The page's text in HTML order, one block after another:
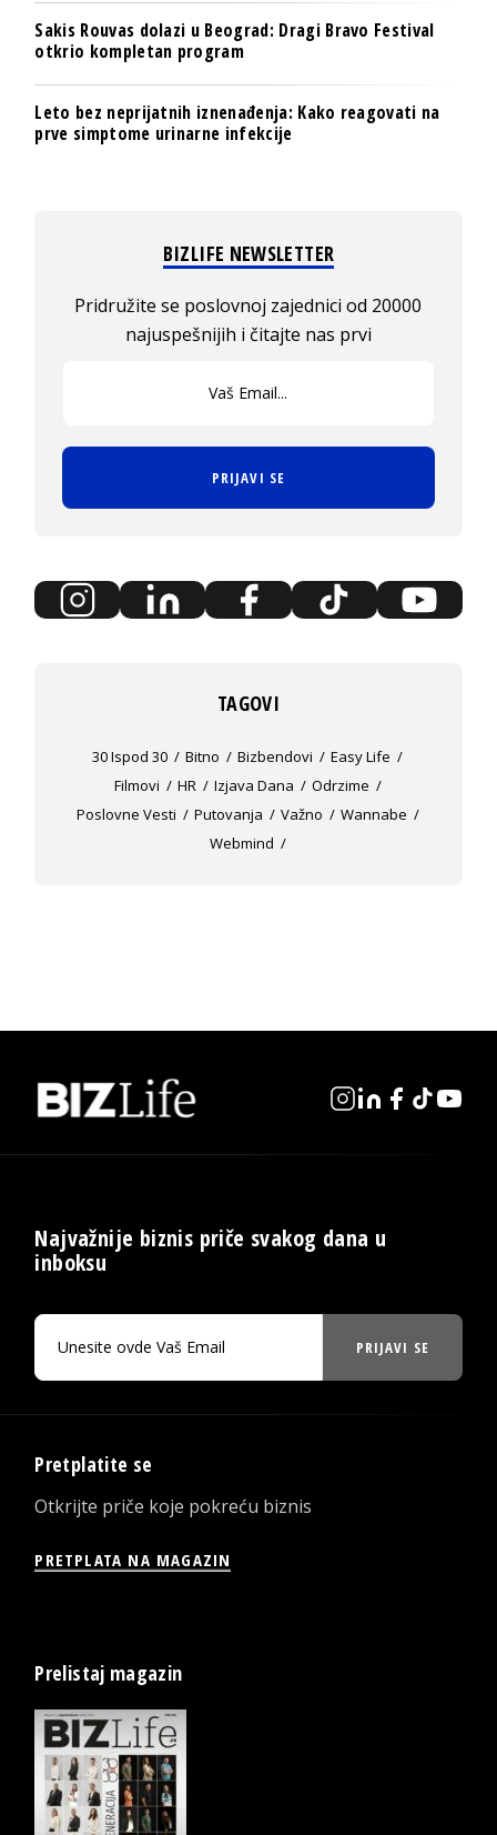
Sakis Rouvas dolazi u Beograd: Dragi Bravo Festival
otkrio kompletan program
Leto bez neprijatnih iznenađenja: Kako reagovati na
prve simptome urinarne infekcije
BIZLIFE NEWSLETTER
Pridružite se poslovnoj zajednici od 20000
najuspešnijih i čitajte nas prvi
PRIJAVI SE
TAGOVI
30 Ispod 30 Bitno Bizbendovi
Easy Life
Filmovi
HR Izjava Dana
Odrzime
Poslovne Vesti
Putovanja Važno
Wannabe
Webmind
Najvažnije biznis priče svakog dana u
inboksu
PRIJAVI SE
Pretplatite se
Otkrijte priče koje pokreću biznis
PRETPLATA NA MAGAZIN
Prelistaj magazin